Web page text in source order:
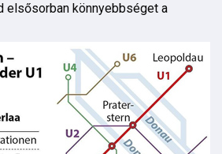
elsősorban könnyebbséget a